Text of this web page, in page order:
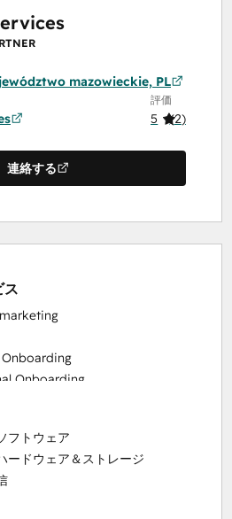
mazowieckie, PL
評価
5 (2)
連絡する
ス
Onboarding
フトウェア
ードウェア＆ストレージ